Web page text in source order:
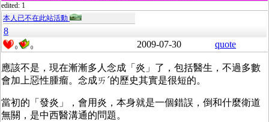
edited: 1
本人已不在此站活動
8
0 0 2009-07-30 quote
應該不是，現在漸漸多人念成「炎」了，包括醫生，不過多數
會加上惡性腫瘤。念成ㄞˊ的歷史其實是很短的。
當初的「發炎」，會用炎，本身就是一個錯誤，倒和什麼衛道
無關，是中西醫溝通的問題。